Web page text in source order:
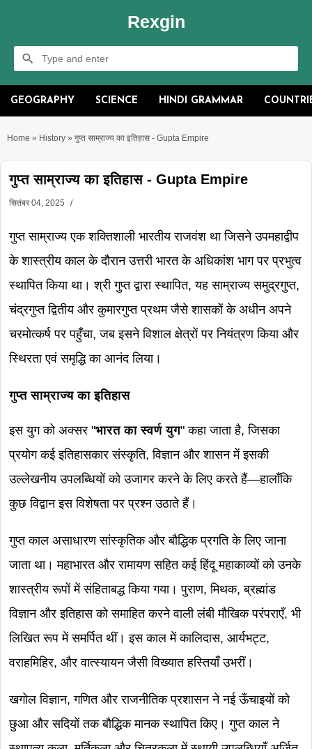
Rexgin
GEOGRAPHY SCIENCE HINDI GRAMMAR
Home » History » गुप्त साम्राज्य का इतिहास - Gupta Empire
गुप्त साम्राज्य का इतिहास - Gupta Empire
सितंबर 04, 2025
गुप्त साम्राज्य एक शक्तिशाली भारतीय राजवंश था जिसने उपमहाद्वीप
के शास्त्रीय काल के दौरान उत्तरी भारत के अधिकांश भाग पर प्रभुत्व
स्थापित किया था। श्री गुप्त द्वारा स्थापित, यह साम्राज्य समुद्रगुप्त,
चंद्रगुप्त द्वितीय और कुमारगुप्त प्रथम जैसे शासकों के अधीन अपने
चरमोत्कर्ष पर पहुँचा, जब इसने विशाल क्षेत्रों पर नियंत्रण किया और
स्थिरता एवं समृद्धि का आनंद लिया।
गुप्त साम्राज्य का इतिहास
इस युग को अक्सर "भारत का स्वर्ण युग" कहा जाता है, जिसका
प्रयोग कई इतिहासकार संस्कृति, विज्ञान और शासन में इसकी
उल्लेखनीय उपलब्धियों को उजागर करने के लिए करते हैं—हालाँकि
कुछ विद्वान इस विशेषता पर प्रश्न उठाते हैं।
गुप्त काल असाधारण सांस्कृतिक और बौद्धिक प्रगति के लिए जाना
जाता था। महाभारत और रामायण सहित कई हिंदू महाकाव्यों को उनके
शास्त्रीय रूपों में संहिताबद्ध किया गया। पुराण, मिथक, ब्रह्मांड
विज्ञान और इतिहास को समाहित करने वाली लंबी मौखिक परंपराएँ, भी
लिखित रूप में समर्पित थीं। इस काल में कालिदास, आर्यभट्ट,
वराहमिहिर, और वात्स्यायन जैसी विख्यात हस्तियाँ उभरीं।
खगोल विज्ञान, गणित और राजनीतिक प्रशासन ने नई ऊँचाइयों को
छुआ और सदियों तक बौद्धिक मानक स्थापित किए। गुप्त काल ने